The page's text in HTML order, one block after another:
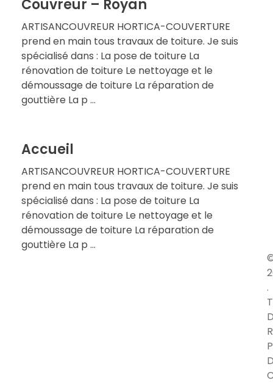
Couvreur – Royan
ARTISANCOUVREUR HORTICA-COUVERTURE
prend en main tous travaux de toiture. Je suis
spécialisé dans : La pose de toiture La
rénovation de toiture Le nettoyage et le
démoussage de toiture La réparation de
gouttière La p ...
Accueil
ARTISANCOUVREUR HORTICA-COUVERTURE
prend en main tous travaux de toiture. Je suis
spécialisé dans : La pose de toiture La
rénovation de toiture Le nettoyage et le
démoussage de toiture La réparation de
gouttière La p ...
.